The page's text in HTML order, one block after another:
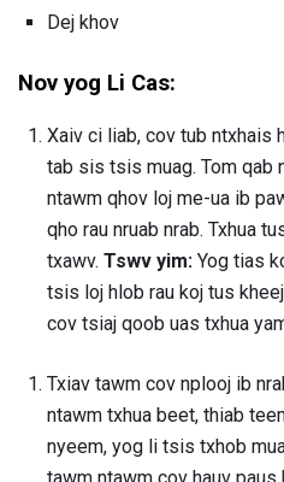
Dej khov
Nov yog Li Cas:
Xaiv ci liab, cov tub ntxhais
tab sis tsis muag. Tom qab
ntawm qhov loj me-ua ib
qho rau nruab nrab. Txhua
txawv. Tswv yim: Yog tias
tsis loj hlob rau koj tus
cov tsiaj qoob uas txhua
Txiav tawm cov nplooj ib
ntawm txhua beet, thiab
nyeem, yog li tsis txhob